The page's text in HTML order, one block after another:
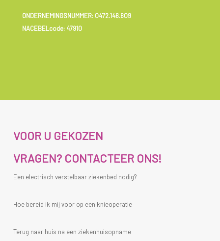
ONDERNEMINGSNUMMER: 0472.146.609
NACEBELcode: 47910
VOOR U GEKOZEN
VRAGEN? CONTACTEER ONS!
Een electrisch verstelbaar ziekenbed nodig?
Hoe bereid ik mij voor op een knieoperatie
Terug naar huis na een ziekenhuisopname